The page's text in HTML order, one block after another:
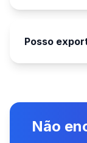
Posso
Não